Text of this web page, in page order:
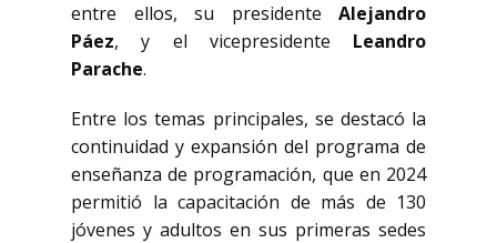
entre ellos, su presidente Alejandro
Páez, y el vicepresidente Leandro
Parache.
Entre los temas principales, se destacó la
continuidad y expansión del programa de
enseñanza de programación, que en 2024
permitió la capacitación de más de 130
jóvenes y adultos en sus primeras sedes